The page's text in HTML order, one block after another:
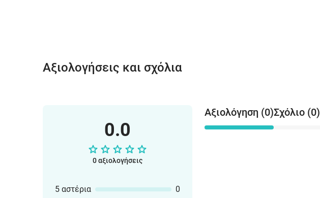
Αξιολογήσεις και σχόλια
0.0
0 αξιολογήσεις
5 αστέρια
0
Αξιολόγηση (0)Σχόλιο (0)